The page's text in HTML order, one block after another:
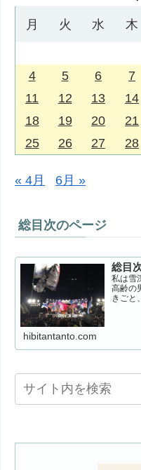
月 火 水 木
4
5 6 7
11
12 13 14
18
19 20 21
25
26 27 28
« 4月 6月 »
総目次のページ
総目
私は雪
高齢の
きごと
hibitantanto.com